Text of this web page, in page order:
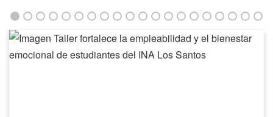
Taller
fortalece